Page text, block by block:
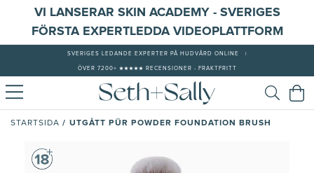
VI LANSERAR SKIN ACADEMY - SVERIGES
FÖRSTA EXPERTLEDDA VIDEOPLATTFORM
SVERIGES LEDANDE EXPERTER PÅ HUDVÅRD ONLINE
ÖVER 7200+ ★★★★★ RECENSIONER - FRAKTFRITT
STARTSIDA / UTGÅTT PÜR POWDER FOUNDATION BRUSH